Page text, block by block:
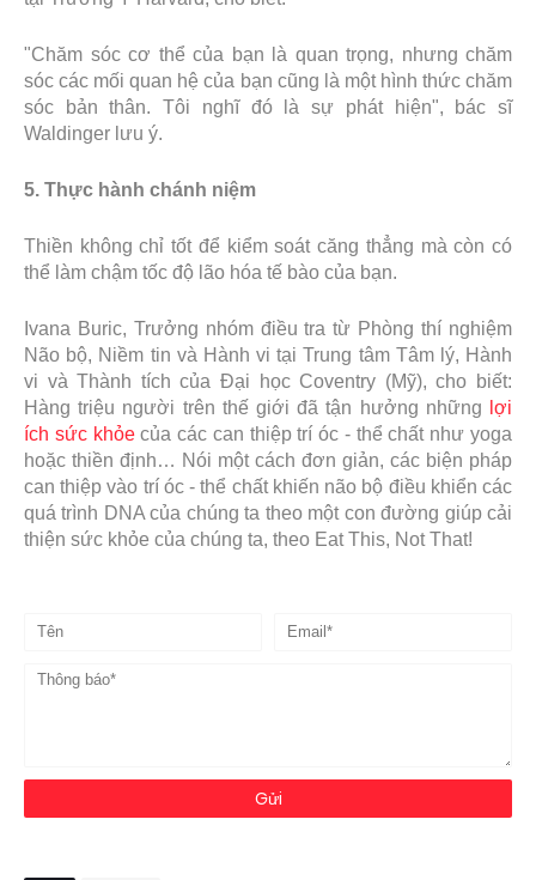
"Chăm sóc cơ thể của bạn là quan trọng, nhưng chăm
sóc các mối quan hệ của bạn cũng là một hình thức chăm
sóc bản thân. Tôi nghĩ đó là sự phát hiện", bác sĩ
Waldinger lưu ý.
5. Thực hành chánh niệm
Thiền không chỉ tốt để kiểm soát căng thẳng mà còn có
thể làm chậm tốc độ lão hóa tế bào của bạn.
Ivana Buric, Trưởng nhóm điều tra từ Phòng thí nghiệm
Não bộ, Niềm tin và Hành vi tại Trung tâm Tâm lý, Hành
vi và Thành tích của Đại học Coventry (Mỹ), cho biết:
Hàng triệu người trên thế giới đã tận hưởng những
lợi
ích sức khỏecủa các can thiệp trí óc - thể chất như yoga
hoặc thiền định… Nói một cách đơn giản, các biện pháp
can thiệp vào trí óc - thể chất khiến não bộ điều khiển các
quá trình DNA của chúng ta theo một con đường giúp cải
thiện sức khỏe của chúng ta, theo Eat This, Not That!